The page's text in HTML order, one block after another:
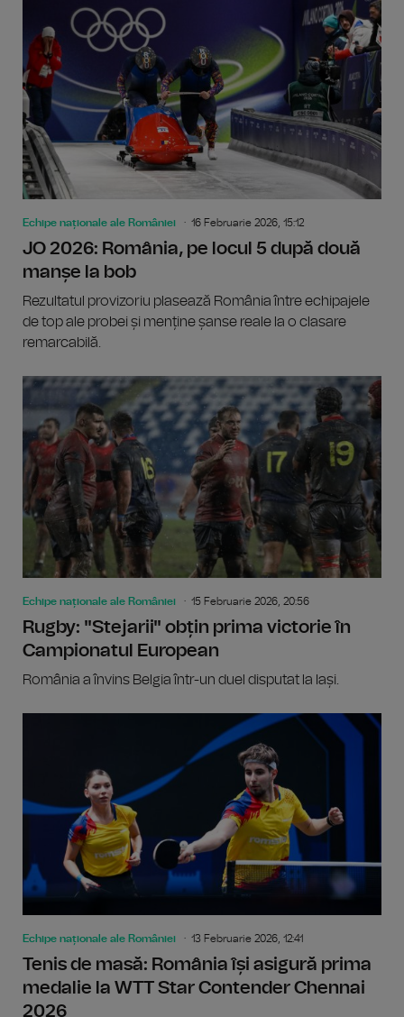
Echipe naționale ale României 16 Februarie 2026, 15:12
JO 2026: România, pe locul 5 după două
manșe la bob
Rezultatul provizoriu plasează România între echipajele
de top ale probei și menține șanse reale la o clasare
remarcabilă.
Echipe naționale ale României 15 Februarie 2026, 20:56
Rugby: "Stejarii" obțin prima victorie în
Campionatul European
România a învins Belgia într-un duel disputat la Iași.
Echipe naționale ale României 13 Februarie 2026, 12:41
Tenis de masă: România își asigură prima
medalie la WTT Star Contender Chennai
2026